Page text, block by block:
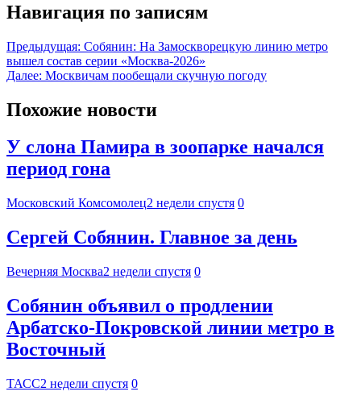
Навигация по записям
Предыдущая: Собянин: На Замоскворецкую линию метро
вышел состав серии «Москва-2026»
Далее: Москвичам пообещали скучную погоду
Похожие новости
У слона Памира в зоопарке начался
период гона
Московский Комсомолец2 недели спустя 0
Сергей Собянин. Главное за день
Вечерняя Москва2 недели спустя 0
Собянин объявил о продлении
Арбатско-Покровской линии метро в
Восточный
ТАСС2 недели спустя 0